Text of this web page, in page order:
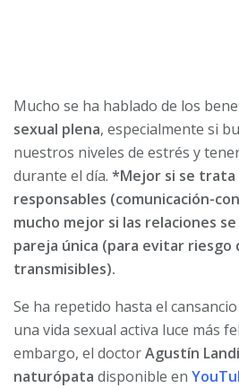
Mucho se ha hablado de los
sexual plena, especialmente si
nuestros niveles de estrés y
durante el día. *Mejor si se trata
responsables (comunicación-
mucho mejor si las relaciones
pareja única (para evitar riesgo
transmisibles).
Se ha repetido hasta el
una vida sexual activa luce más
embargo, el doctorAgustín
naturópata disponible en